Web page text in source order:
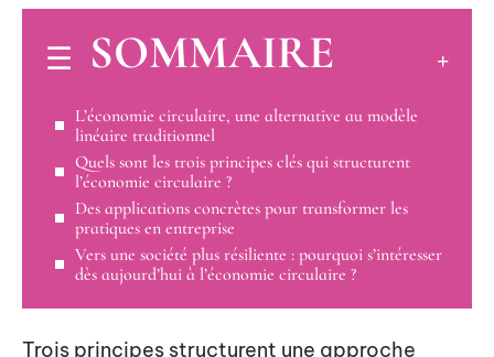
SOMMAIRE
L’économie circulaire, une alternative au modèle
linéaire traditionnel
Quels sont les trois principes clés qui structurent
l’économie circulaire ?
Des applications concrètes pour transformer les
pratiques en entreprise
Vers une société plus résiliente : pourquoi s’intéresser
dès aujourd’hui à l’économie circulaire ?
Trois principes structurent une approche